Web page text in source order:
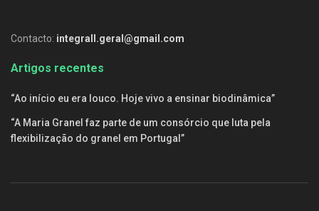
Contacto: integrall.geral@gmail.com
Artigos recentes
“Ao início eu era louco. Hoje vivo a ensinar biodinâmica”
“A Maria Granel faz parte de um consórcio que luta pela
flexibilização do granel em Portugal”